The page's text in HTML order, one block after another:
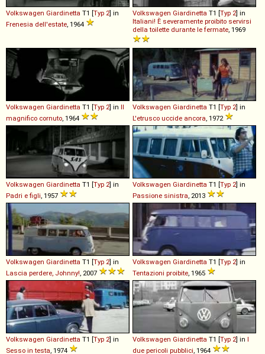
Volkswagen Giardinetta T1 [Typ 2] in
Frenesia dell'estate , 1964
Volkswagen Giardinetta T1 [Typ 2] in
Italiani! È severamente proibito servirsi
della toilette durante le fermate , 1969
Volkswagen Giardinetta T1 [Typ 2] in Il
magnifico cornuto , 1964
Volkswagen Giardinetta T1 [Typ 2] in
L'etrusco uccide ancora , 1972
Volkswagen Giardinetta T1 [Typ 2] in
Padri e figli , 1957
Volkswagen Giardinetta T1 [Typ 2] in
Passione sinistra , 2013
Volkswagen Giardinetta T1 [Typ 2] in
Lascia perdere, Johnny! , 2007
Volkswagen Giardinetta T1 [Typ 2] in
Tentazioni proibite , 1965
Volkswagen Giardinetta T1 [Typ 2] in
Sesso in testa , 1974
Volkswagen Giardinetta T1 [Typ 2] in I
due pericoli pubblici , 1964